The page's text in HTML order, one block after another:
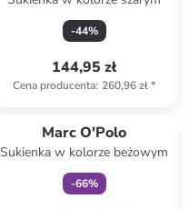
-44%
144,95 zł
Cena producenta: 260,96 zł*
Marc O'Polo
Sukienka w kolorze beżowym
-66%